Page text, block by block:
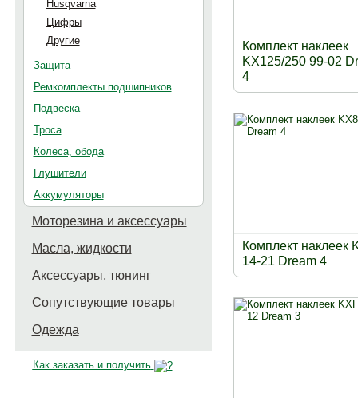
Husqvarna
Цифры
Другие
Защита
Ремкомплекты подшипников
Подвеска
Троса
Колеса, обода
Глушители
Аккумуляторы
Моторезина и аксессуары
Масла, жидкости
Аксессуары, тюнинг
Сопутствующие товары
Одежда
Как заказать и получить
Комплект наклеек
KX125/250 99-02
4
Комплект наклеек
14-21 Dream 4